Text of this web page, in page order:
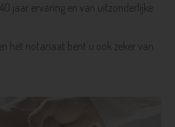
jaar ervaring en van uitzonderlijke
het notariaat bent u ook zeker van